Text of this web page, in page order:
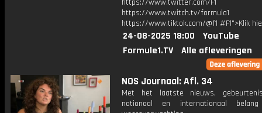
https://www.twitter.com/F1
https://www.twitch.tv/formula1
https://www.tiktok.com/@f1 #F1">Klik
24-08-2025 18:00
YouTube
Formule1.TV
Alle afleveringen
NOS Journaal: Afl. 34
Met het laatste nieuws,
nationaal en internationaal